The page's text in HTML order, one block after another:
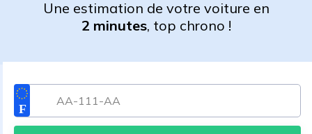
Une estimation de votre voiture en
2 minutes, top chrono !